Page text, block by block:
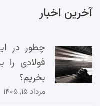
آخرین اخبار
چطور در
فولادی
بخریم؟
مرداد ۱۵, ۱۴۰۵